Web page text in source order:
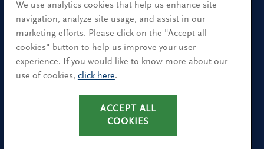
Find a Location
Research and Insight
What We Do
We use analytics cookies that help us enhance site
navigation, analyze site usage, and assist in our
marketing efforts. Please click on the "Accept all
cookies" button to help us improve your user
experience. If you would like to know more about our
use of cookies, click here.
ACCEPT ALL
COOKIES